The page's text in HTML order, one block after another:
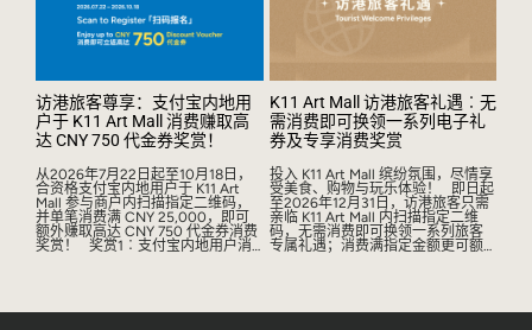
访港旅客尊享：支付宝内地用
户于 K11 Art Mall 消费赚取高
达 CNY 750 代金券奖赏！
从2026年7月22日起至10月18日，
合资格支付宝内地用户于 K11 Art
Mall 参与商户内扫描指定二维码，
并单笔消费满 CNY 25,000，即可
额外赚取高达 CNY 750 代金券消费
奖赏！ 奖赏1︰支付宝内地用户消
K11 Art Mall 访港旅客礼遇︰无
需消费即可换领一系列电子礼
券及专享消费奖赏
投入 K11 Art Mall 缤纷氛围，尽情享
受美食、购物与玩乐体验！ 即日起
至2026年12月31日，访港旅客只需
亲临 K11 Art Mall 内扫描指定二维
码，无需消费即可换领一系列旅客
专属礼遇；消费满指定金额更可额…